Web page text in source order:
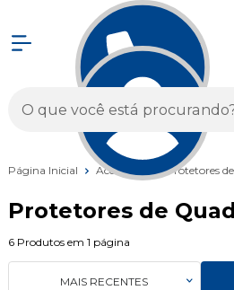
Página Inicial Acessórios Protetores
Protetores de
6 Produtos em 1 página
MAIS RECENTES